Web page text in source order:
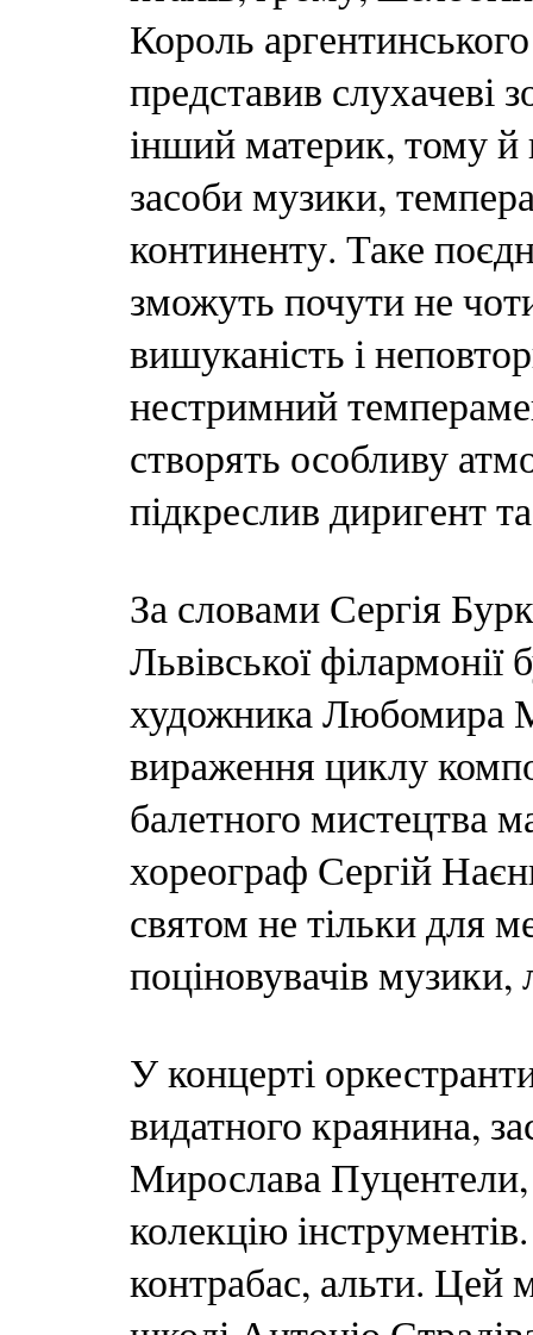
Король
представив слухачеві
інший материк, тому й
засоби музики,
континенту. Таке
зможуть почути не
вишуканість і
нестримний
створять особливу
підкреслив диригент
За словами Сергія
Львівської філармонії
художника Любомира
вираження циклу
балетного мистецтва
хореограф Сергій
святом не тільки для
поціновувачів музики,
У концерті
видатного краянина,
Мирослава
колекцію
контрабас, альти. Цей